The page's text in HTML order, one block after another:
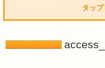
タッ